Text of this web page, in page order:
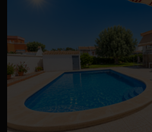
Anterior